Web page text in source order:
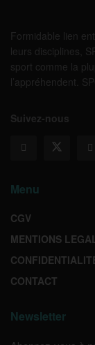
Formidable lien
leurs disciplines,
sport comme la
l’appréhendent.
Suivez-nous
Menu
CGV
MENTIONS
CONTACT
Newsletter